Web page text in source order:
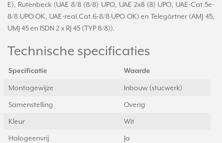
E), Rutenbeck (UAE 8/8 (8/8) UPO, UAE 2x8 (8) UPO, UAE-Cat.5e-
8/8 UPO OK, UAE-real.Cat.6-8/8 UPO OK) en Telegärtner (AMJ 45,
UMJ 45 en ISDN 2 x RJ 45 (TYP 8/8)).
Technische specificaties
Specificatie Waarde
Montagewijze Inbouw (stucwerk)
Samenstelling Overig
Kleur Wit
Halogeenvrij Ja